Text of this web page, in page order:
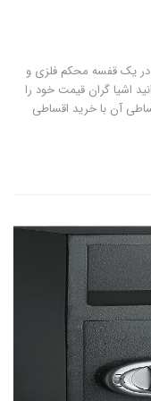
محکم فلزی و
قیمت خود را
اقساطی